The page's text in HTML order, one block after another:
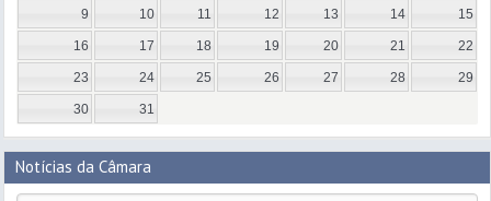
9 10 11 12 13 14 15
16 17 18 19 20 21 22
23 24 25 26 27 28 29
30 31
Notícias da Câmara